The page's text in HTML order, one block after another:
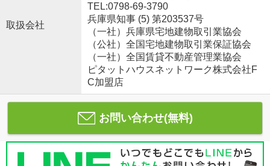
取扱会社
TEL:0798-69-3790
兵庫県知事 (5) 第203537号
（一社）兵庫県宅地建物取引業協会
（公社）全国宅地建物取引業保証協会
（一社）全国賃貸不動産管理業協会
ピタットハウスネットワーク株式会社F
C加盟店
お問い合わせ(無料)